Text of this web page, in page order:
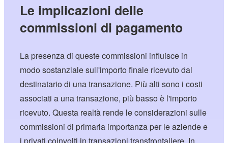
Le implicazioni delle
commissioni di pagamento
La presenza di queste commissioni influisce in
modo sostanziale sull'importo finale ricevuto dal
destinatario di una transazione. Più alti sono i costi
associati a una transazione, più basso è l'importo
ricevuto. Questa realtà rende le considerazioni sulle
commissioni di primaria importanza per le aziende e